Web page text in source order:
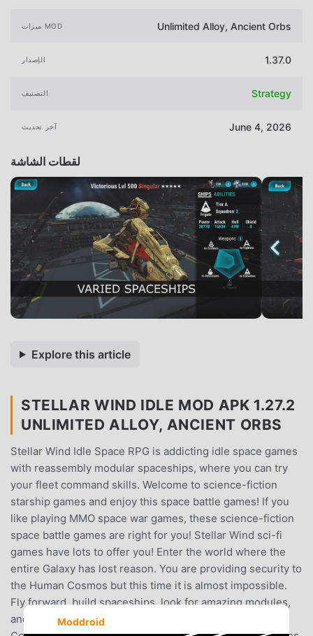
ميزات MOD Unlimited Alloy, Ancient Orbs
الإصدار 1.37.0
التصنيف Strategy
آخر تحديث June 4, 2026
لقطات الشاشة
Explore this article
STELLAR WIND IDLE MOD APK 1.27.2
UNLIMITED ALLOY, ANCIENT ORBS
Stellar Wind Idle Space RPG is addicting idle space games
with reassembly modular spaceships, where you can try
your fleet command skills. Welcome to science-fiction
starship games and enjoy this space battle games! If you
like playing MMO space war games, these science-fiction
space battle games are right for you! Stellar Wind sci-fi
games have lots to offer you! Enter the world where the
entire Galaxy has lost reason. You are providing security to
the Human Cosmos but this time it is almost impossible.
Fly forward, build spaceships, look for amazing modules,
and investigate space. Your life and the entire Human
Moddroid